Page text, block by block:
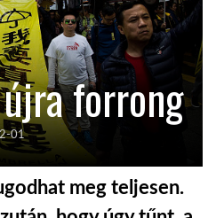
forrong
01
meg teljesen.